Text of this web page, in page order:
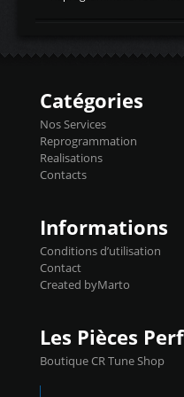
Injecteurs +
précise et
basculer de la carto sans
l'aide du flashpro OPTION
Reprog SP 98 sur le
450€ TTC Un gain
Catégories
Nos Services
Reprogrammation
Realisations
Contacts
Informations
Conditions d’utilisation
Contact
Created byMarto
Les Pièces Perf
Boutique CR Tune Shop